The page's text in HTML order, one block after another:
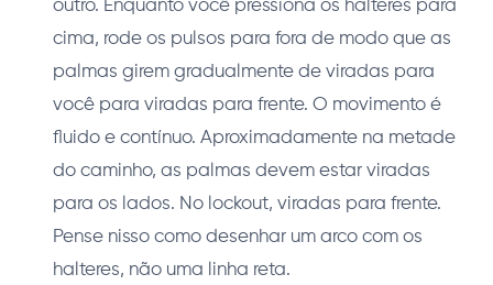
outro. Enquanto você pressiona os halteres para
cima, rode os pulsos para fora de modo que as
palmas girem gradualmente de viradas para
você para viradas para frente. O movimento é
fluido e contínuo. Aproximadamente na metade
do caminho, as palmas devem estar viradas
para os lados. No lockout, viradas para frente.
Pense nisso como desenhar um arco com os
halteres, não uma linha reta.